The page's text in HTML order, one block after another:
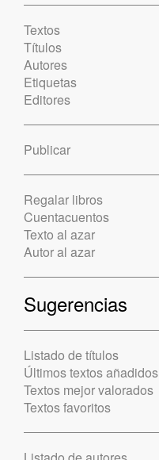
Textos
Títulos
Autores
Etiquetas
Editores
Publicar
Regalar libros
Cuentacuentos
Texto al azar
Autor al azar
Sugerencias
Listado de títulos
Últimos textos añadidos
Textos mejor valorados
Textos favoritos